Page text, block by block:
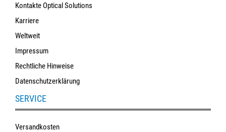
Kontakte Optical Solutions
Karriere
Weltweit
Impressum
Rechtliche Hinweise
Datenschutzerklärung
SERVICE
Versandkosten